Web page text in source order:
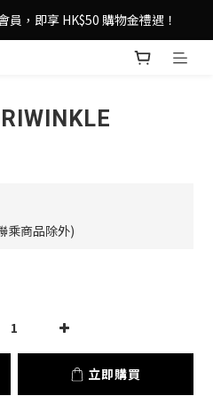
，即享 HK$50 購物金禮遇！
，即享 HK$50 購物金禮遇！
貨，購物從此更輕鬆自在！
乘商品除外)
立即購買